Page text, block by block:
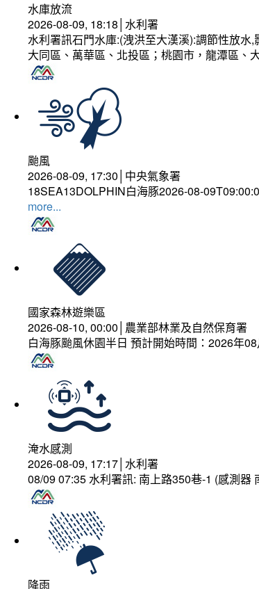
水庫放流
2026-08-09, 18:18│水利署
水利署訊石門水庫:(洩洪至大漢溪):調節性放
大同區、萬華區、北投區；桃園市，龍潭區、
颱風
2026-08-09, 17:30│中央氣象署
18SEA13DOLPHIN白海豚2026-08-
more...
國家森林遊樂區
2026-08-10, 00:00│農業部林業及自然保育署
白海豚颱風休園半日 預計開始時間：2026年
淹水感測
2026-08-09, 17:17│水利署
08/09 07:35 水利署訊: 南上路350巷-1 (感測器
降雨